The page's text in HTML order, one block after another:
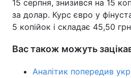
15 серпня, знизився на 15
за долар. Курс євро у
5 копійок і складає 45,50
Вас також можуть
Аналітик попередив